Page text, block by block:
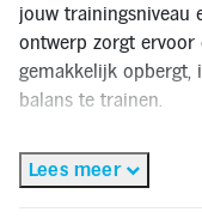
Inloggen
Verbeter
de
het
kleurcontrast
jouw trainingsniveau
ontwerp zorgt
gemakkelijk opbergt,
balans te trainen.
✅Gratis thuisbezorgd*
✅Verzonden binnen
✅Gratis retourneren
Lees meer